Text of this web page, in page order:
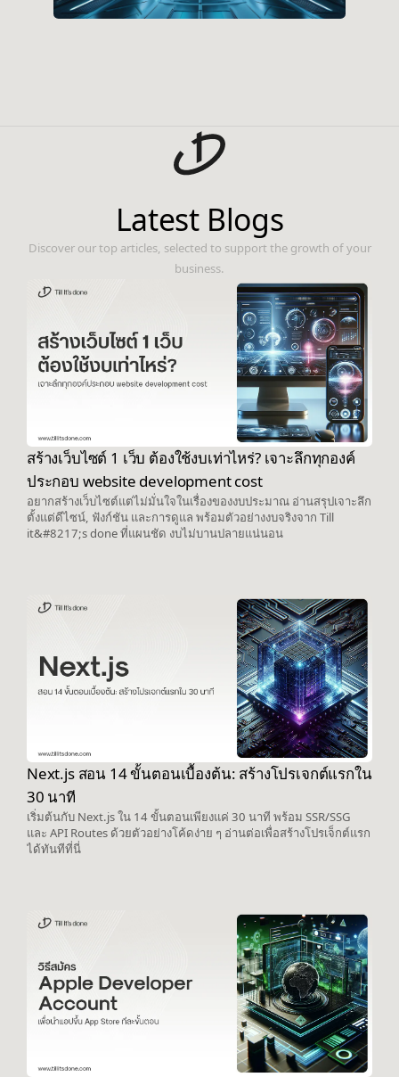
Latest Blogs
Discover our top articles, selected to support the growth of your
business.
สร้างเว็บไซต์ 1 เว็บ ต้องใช้งบเท่าไหร่? เจาะลึกทุกองค์
ประกอบ website development cost
อยากสร้างเว็บไซต์แต่ไม่มั่นใจในเรื่องของงบประมาณ อ่านสรุปเจาะลึก
ตั้งแต่ดีไซน์, ฟังก์ชัน และการดูแล พร้อมตัวอย่างงบจริงจาก Till
it&#8217;s done ที่แผนชัด งบไม่บานปลายแน่นอน
Next.js สอน 14 ขั้นตอนเบื้องต้น: สร้างโปรเจกต์แรกใน
30 นาที
เริ่มต้นกับ Next.js ใน 14 ขั้นตอนเพียงแค่ 30 นาที พร้อม SSR/SSG
และ API Routes ด้วยตัวอย่างโค้ดง่าย ๆ อ่านต่อเพื่อสร้างโปรเจ็กต์แรก
ได้ทันทีที่นี่